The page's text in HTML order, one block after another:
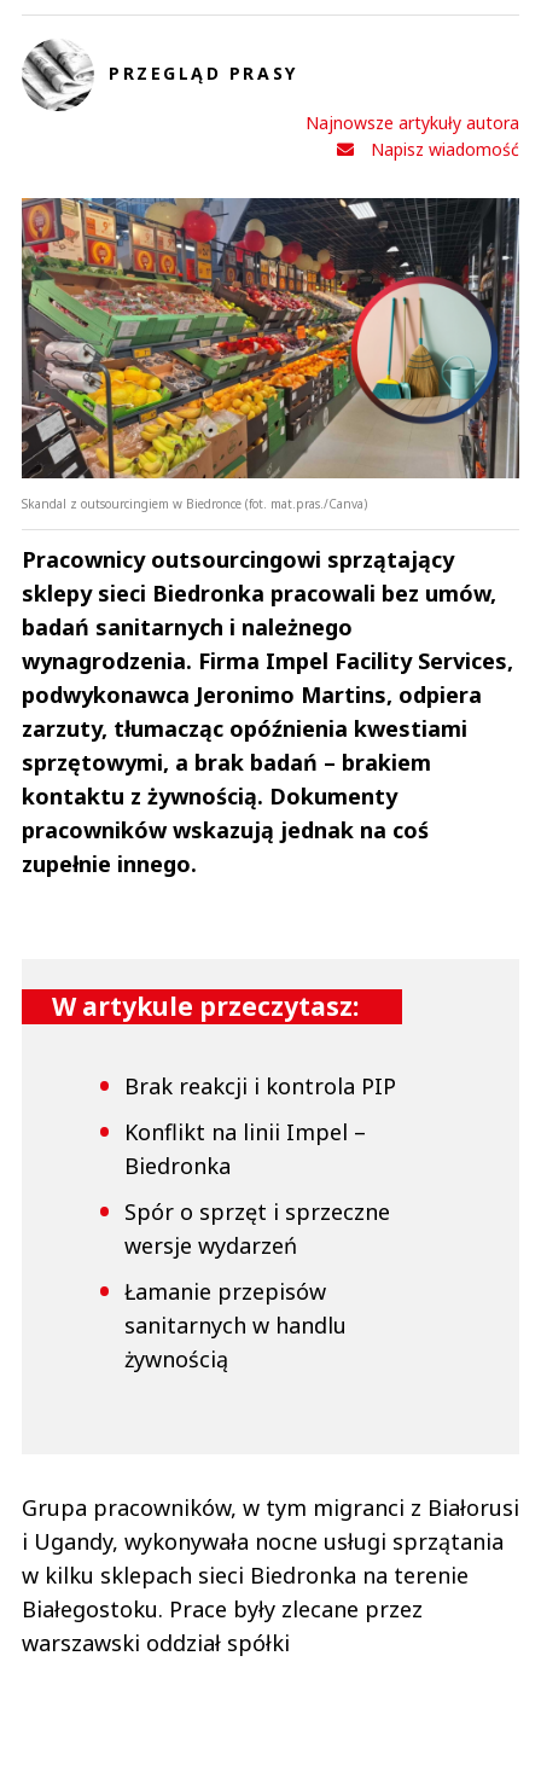
PRZEGLĄD PRASY
Najnowsze artykuły autora
Napisz wiadomość
Skandal z outsourcingiem w Biedronce (fot. mat.pras./Canva)
Pracownicy outsourcingowi sprzątający
sklepy sieci Biedronka pracowali bez umów,
badań sanitarnych i należnego
wynagrodzenia. Firma Impel Facility Services,
podwykonawca Jeronimo Martins, odpiera
zarzuty, tłumacząc opóźnienia kwestiami
sprzętowymi, a brak badań – brakiem
kontaktu z żywnością. Dokumenty
pracowników wskazują jednak na coś
zupełnie innego.
W artykule przeczytasz:
Brak reakcji i kontrola PIP
Konflikt na linii Impel –
Biedronka
Spór o sprzęt i sprzeczne
wersje wydarzeń
Łamanie przepisów
sanitarnych w handlu
żywnością
Grupa pracowników, w tym migranci z Białorusi
i Ugandy, wykonywała nocne usługi sprzątania
w kilku sklepach sieci Biedronka na terenie
Białegostoku. Prace były zlecane przez
warszawski oddział spółki